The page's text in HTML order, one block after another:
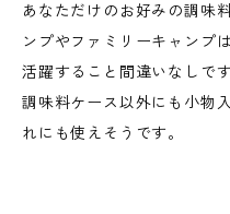
あなただけのお好みの調味
ンプやファミリーキャンプ
活躍すること間違いなしです
調味料ケース以外にも小物
れにも使えそうです。